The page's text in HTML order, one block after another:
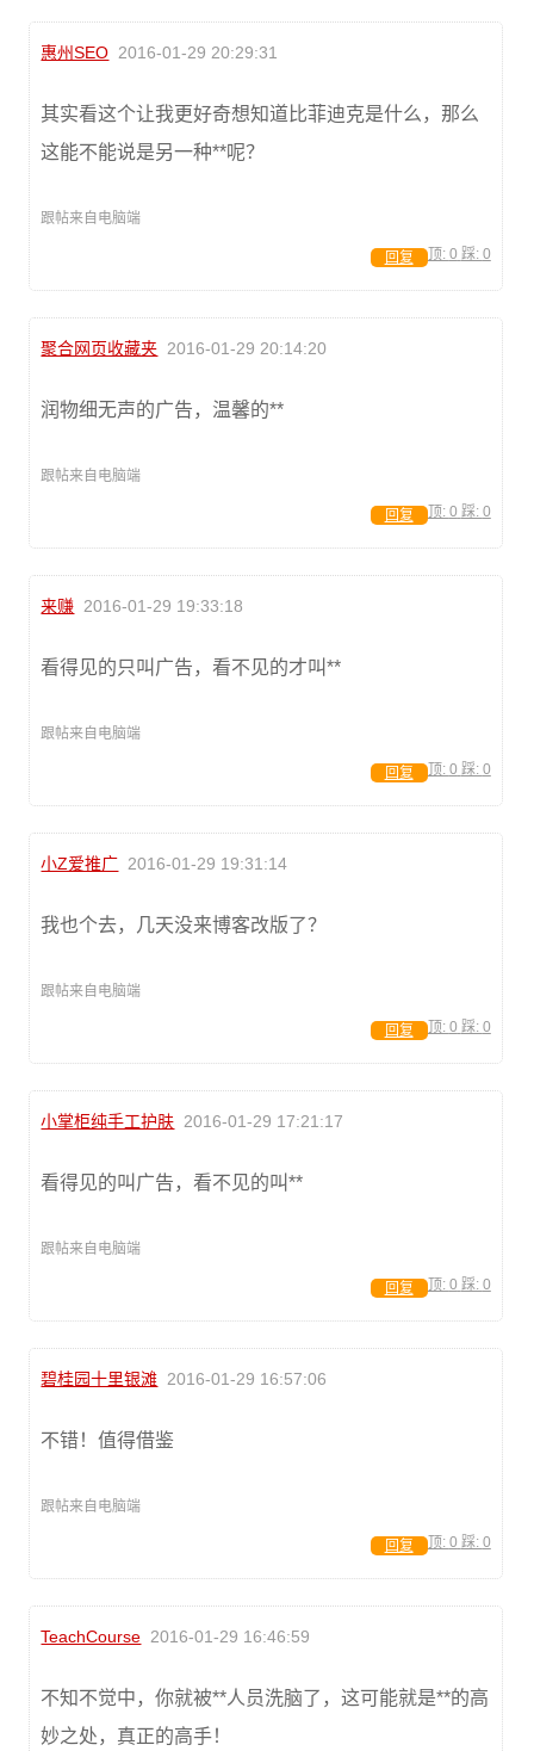
惠州SEO 2016-01-29 20:29:31
其实看这个让我更好奇想知道比菲迪克是什么，那么
这能不能说是另一种**呢？
跟帖来自电脑端
顶: 0 踩: 0
回复
聚合网页收藏夹 2016-01-29 20:14:20
润物细无声的广告，温馨的**
跟帖来自电脑端
顶: 0 踩: 0
回复
来赚 2016-01-29 19:33:18
看得见的只叫广告，看不见的才叫**
跟帖来自电脑端
顶: 0 踩: 0
回复
小Z爱推广 2016-01-29 19:31:14
我也个去，几天没来博客改版了？
跟帖来自电脑端
顶: 0 踩: 0
回复
小掌柜纯手工护肤 2016-01-29 17:21:17
看得见的叫广告，看不见的叫**
跟帖来自电脑端
顶: 0 踩: 0
回复
碧桂园十里银滩 2016-01-29 16:57:06
不错！值得借鉴
跟帖来自电脑端
顶: 0 踩: 0
回复
TeachCourse 2016-01-29 16:46:59
不知不觉中，你就被**人员洗脑了，这可能就是**的高
妙之处，真正的高手！